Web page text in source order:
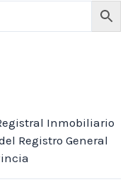
Inmobiliario
Registro General